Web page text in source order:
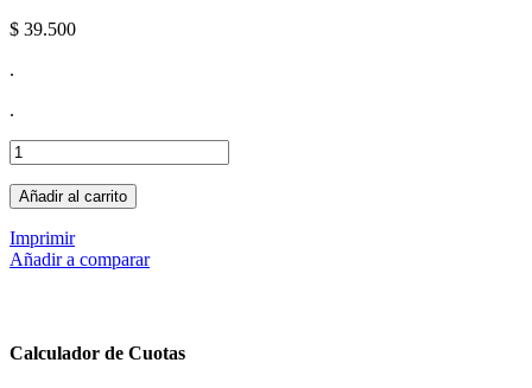
$ 39.500
.
.
Añadir al carrito
Imprimir
Añadir a comparar
Calculador de Cuotas